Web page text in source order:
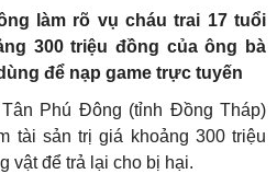
làm rõ vụ cháu trai 17 tuổi
300 triệu đồng của ông bà
để nạp game trực tuyến
Phú Đông (tỉnh Đồng Tháp)
tài sản trị giá khoảng 300 triệu
vật để trả lại cho bị hại.